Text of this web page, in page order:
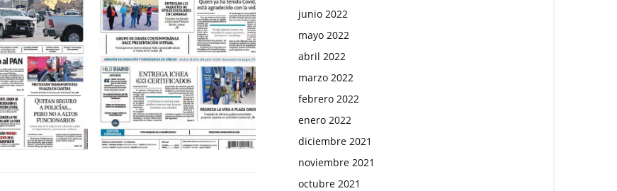
junio 2022
mayo 2022
abril 2022
marzo 2022
febrero 2022
enero 2022
diciembre 2021
noviembre 2021
octubre 2021